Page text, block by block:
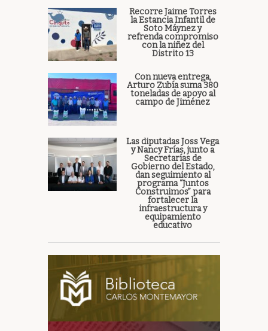
Recorre Jaime Torres
la Estancia Infantil de
Soto Máynez y
refrenda compromiso
con la niñez del
Distrito 13
Con nueva entrega,
Arturo Zubía suma 380
toneladas de apoyo al
campo de Jiménez
Las diputadas Joss Vega
y Nancy Frías, junto a
Secretarías de
Gobierno del Estado,
dan seguimiento al
programa “Juntos
Construimos” para
fortalecer la
infraestructura y
equipamiento
educativo